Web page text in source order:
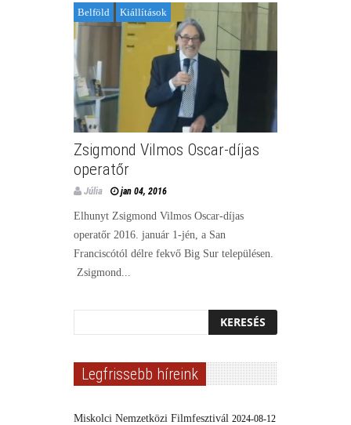
Belföld Kiállítások
Zsigmond Vilmos Oscar-díjas
operatőr
Júlia jan 04, 2016
Elhunyt Zsigmond Vilmos Oscar-díjas
operatőr 2016. január 1-jén, a San
Franciscótól délre fekvő Big Sur településen.
Zsigmond...
Legfrissebb híreink
Miskolci Nemzetközi Filmfesztivál 2024-08-12